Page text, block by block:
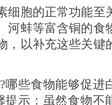
胞的正常功能至
河蚌等富含铜的食
，以补充这些关键
些食物能够促进
提示：虽然食物不